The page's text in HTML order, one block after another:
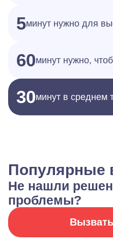
5минут нужно для
60минут нужно,
30минут в среднем
Популярные
Не нашли
проблемы?